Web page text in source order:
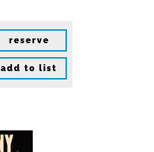
reserve
add to list